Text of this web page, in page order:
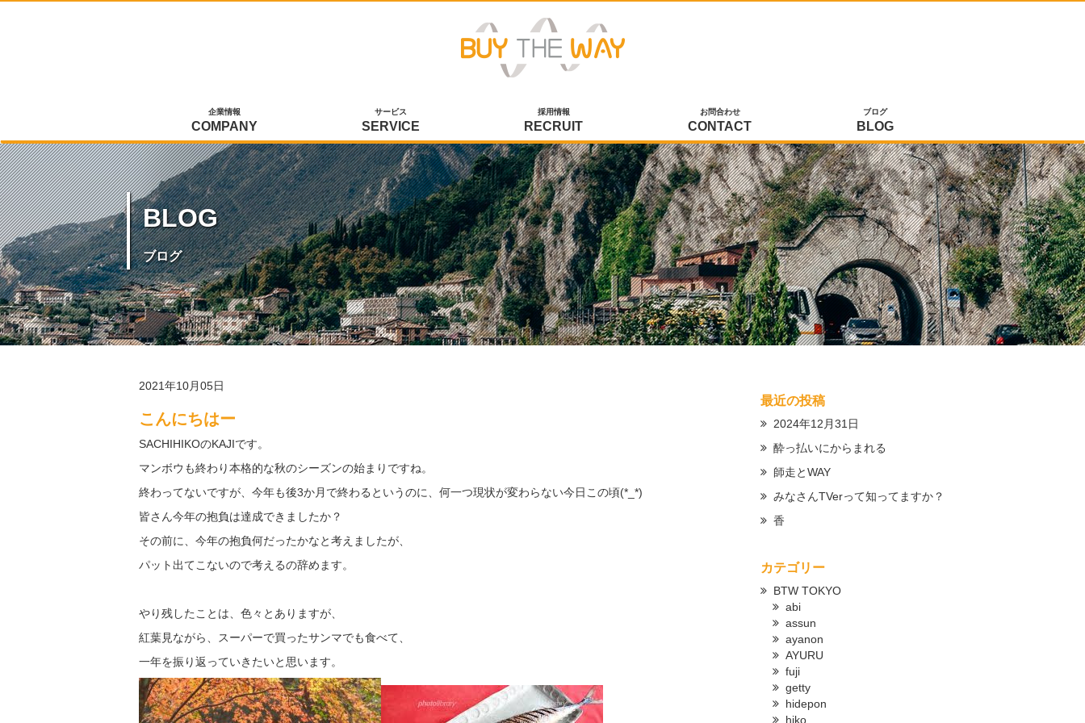
企業情報
COMPANY
サービス
SERVICE
採用情報
RECRUIT
お問合わせ
CONTACT
ブログ
BLOG
BLOG
ブログ
2021年10月05日
こんにちはー
SACHIHIKOのKAJIです。
マンボウも終わり本格的な秋のシーズンの始まりですね。
終わってないですが、今年も後3か月で終わるというのに、何一つ現状が変わらない今日この頃(*_*)
皆さん今年の抱負は達成できましたか？
その前に、今年の抱負何だったかなと考えましたが、
パット出てこないので考えるの辞めます。
やり残したことは、色々とありますが、
紅葉見ながら、スーパーで買ったサンマでも食べて、
一年を振り返っていきたいと思います。
最近の投稿
2024年12月31日
酔っ払いにからまれる
師走とWAY
みなさんTVerって知ってますか？
香
カテゴリー
BTW TOKYO
abi
assun
ayanon
AYURU
fuji
getty
hidepon
hiko